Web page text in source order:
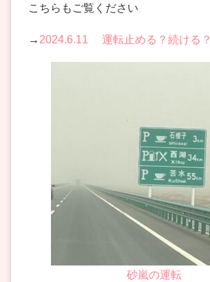
こちらもご覧ください
→ 2024.6.11 運転止める？続ける？
砂嵐の運転